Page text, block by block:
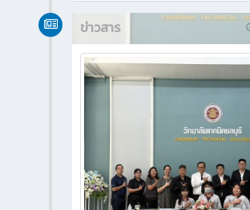
ข่าวสาร